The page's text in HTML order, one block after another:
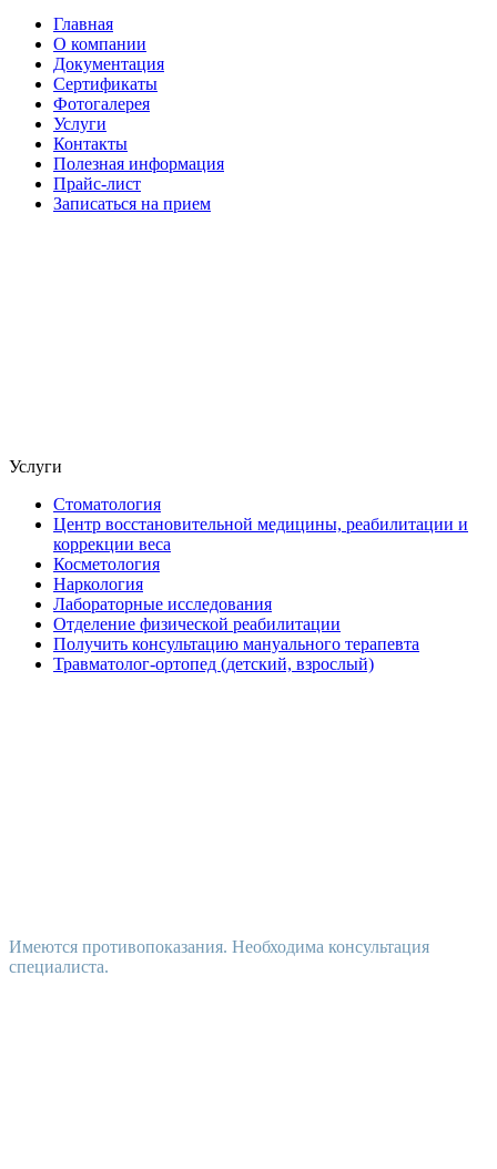
Главная
О компании
Документация
Сертификаты
Фотогалерея
Услуги
Контакты
Полезная информация
Прайс-лист
Записаться на прием
Услуги
Стоматология
Центр восстановительной медицины, реабилитации и
коррекции веса
Косметология
Наркология
Лабораторные исследования
Отделение физической реабилитации
Получить консультацию мануального терапевта
Травматолог-ортопед (детский, взрослый)
Имеются противопоказания. Необходима консультация
специалиста.